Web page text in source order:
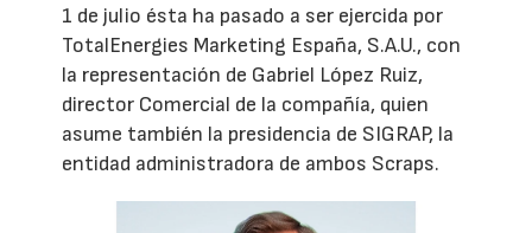
1 de julio ésta ha pasado a ser ejercida por
TotalEnergies Marketing España, S.A.U., con
la representación de Gabriel López Ruiz,
director Comercial de la compañía, quien
asume también la presidencia de SIGRAP, la
entidad administradora de ambos Scraps.